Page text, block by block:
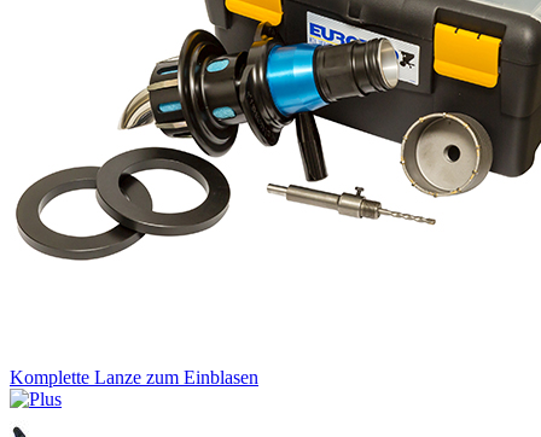
Komplette Lanze zum Einblasen